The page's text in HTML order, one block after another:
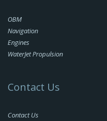
OBM
Navigation
Engines
WaterJet Propulsion
Contact Us
Contact Us